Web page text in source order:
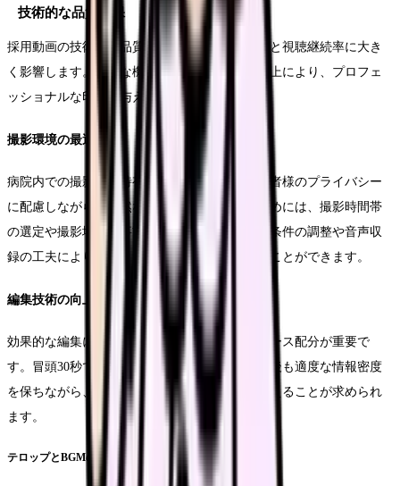
技術的な品質確保
採用動画の技術的な品質は、視聴者の第一印象と視聴継続率に大き
く影響します。適切な機材選択と撮影技術の向上により、プロフェ
ッショナルな印象を与えることができます。
撮影環境の最適化
病院内での撮影には特有の課題があります。患者様のプライバシー
に配慮しながら、自然な職場環境を撮影するためには、撮影時間帯
の選定や撮影場所の事前確認が重要です。照明条件の調整や音声収
録の工夫により、より質の高い映像を実現することができます。
編集技術の向上ポイント
効果的な編集には、視聴者の興味を維持するペース配分が重要で
す。冒頭30秒で視聴者の関心を引き付け、その後も適度な情報密度
を保ちながら、重要なメッセージを印象的に伝えることが求められ
ます。
テロップとBGMの活用